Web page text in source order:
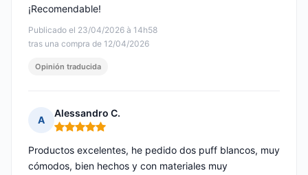
Publicado el 23/04/2026 à 14h58
tras una compra de 12/04/2026
¡Recomendable!
Opinión traducida
A
Alessandro C.
Nota: 5 de 5
Productos excelentes, he pedido dos puff blancos, muy
cómodos, bien hechos y con materiales muy